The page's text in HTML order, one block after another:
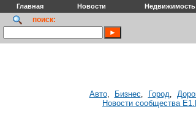
Главная Новости Недвижимость
поиск:
Авто, Бизнес, Город,
Новости сообщества